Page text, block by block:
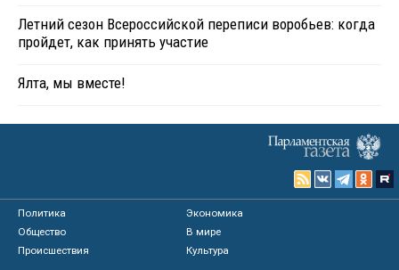
Летний сезон Всероссийской переписи воробьев: когда
пройдет, как принять участие
Ялта, мы вместе!
Политика
Экономика
Общество
В мире
Происшествия
Культура